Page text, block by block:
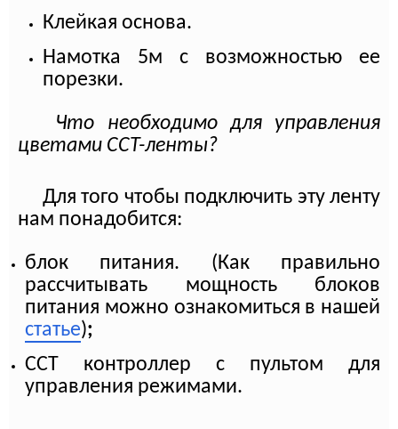
Клейкая основа.
Намотка 5м с возможностью ее
порезки.
Что необходимо для управления
цветами CCT-ленты?
Для того чтобы подключить эту ленту
нам понадобится:
блок питания. (Как правильно
рассчитывать мощность блоков
питания можно ознакомиться в нашей
статье);
CCT контроллер с пультом для
управления режимами.